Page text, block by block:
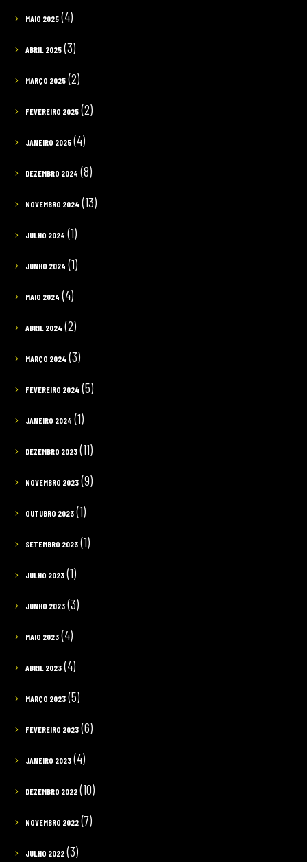
MAIO 2025(4)
ABRIL 2025(3)
MARÇO 2025(2)
FEVEREIRO 2025(2)
JANEIRO 2025(4)
DEZEMBRO 2024 (8)
NOVEMBRO 2024 (13)
JULHO 2024 (1)
JUNHO 2024 (1)
MAIO 2024 (4)
ABRIL 2024 (2)
MARÇO 2024 (3)
FEVEREIRO 2024 (5)
JANEIRO 2024 (1)
DEZEMBRO 2023(11)
NOVEMBRO 2023(9)
OUTUBRO 2023(1)
SETEMBRO 2023(1)
JULHO 2023(1)
JUNHO 2023(3)
MAIO 2023(4)
ABRIL 2023(4)
MARÇO 2023(5)
FEVEREIRO 2023(6)
JANEIRO 2023(4)
DEZEMBRO 2022(10)
NOVEMBRO 2022(7)
JULHO 2022(3)